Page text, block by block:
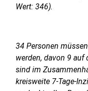
Wert: 346).
34 Personen
werden, davon 9 auf
sind im
kreisweite 7-Tage-